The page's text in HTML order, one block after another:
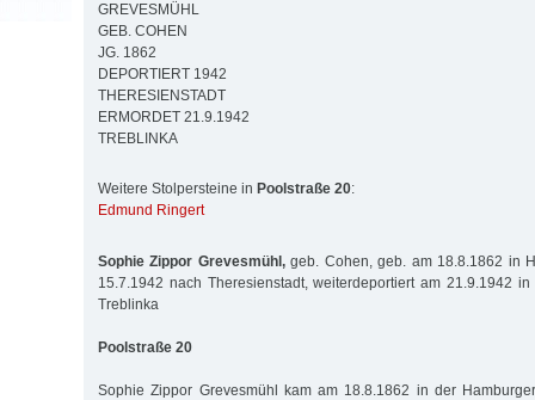
GREVESMÜHL
GEB. COHEN
JG. 1862
DEPORTIERT 1942
THERESIENSTADT
ERMORDET 21.9.1942
TREBLINKA
Weitere Stolpersteine in Poolstraße 20:
Edmund Ringert
Sophie Zippor Grevesmühl,geb. Cohen, geb. am 18.8.1862 in
15.7.1942 nach Theresienstadt, weiterdeportiert am 21.9.1942
Treblinka
Poolstraße 20
Sophie Zippor Grevesmühl kam am 18.8.1862 in der